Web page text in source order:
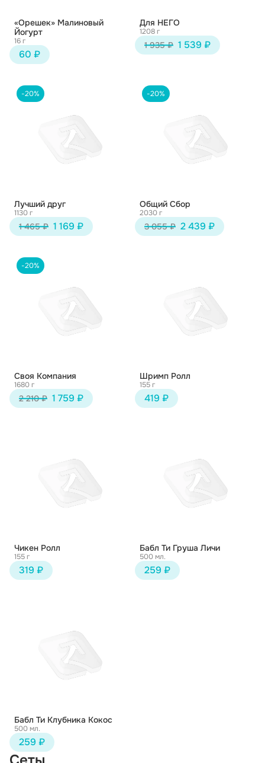
«Орешек» Малиновый
Йогурт
16 г
60 ₽
Для НЕГО
1208 г
1 935 ₽ 1 539 ₽
-20%
Лучший друг
1130 г
1 465 ₽ 1 169 ₽
-20%
Общий Сбор
2030 г
3 055 ₽ 2 439 ₽
-20%
Своя Компания
1680 г
2 210 ₽ 1 759 ₽
Шримп Ролл
155 г
419 ₽
Чикен Ролл
155 г
319 ₽
Бабл Ти Груша Личи
500 мл.
259 ₽
Бабл Ти Клубника Кокос
500 мл.
259 ₽